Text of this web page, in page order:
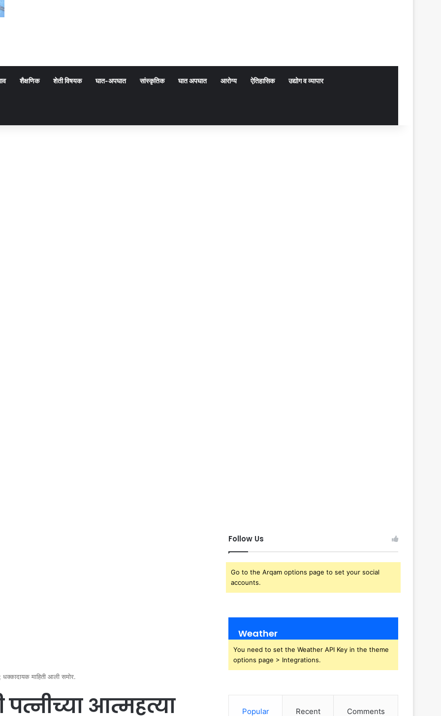
शैक्षणिक शेती विषयक घात-अपघात सांस्कृतिक घात अपघात आरोग्य ऐतिहासिक उद्योग व व्यापार
माहिती आली समोर.
आत्महत्या
Follow Us
Go to the Arqam options page to set your social
accounts.
Weather
You need to set the Weather API Key in the theme
options page > Integrations.
Popular Recent Comments